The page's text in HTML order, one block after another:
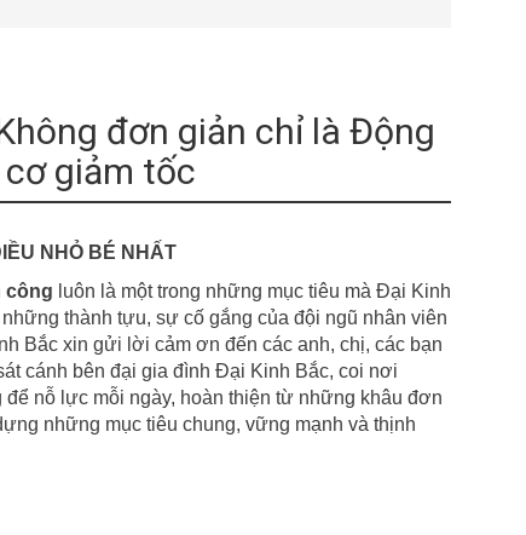
đơn giản chỉ là Động
cơ giảm tốc
NHỎ BÉ NHẤT
công luôn là một trong những mục tiêu mà Đại Kinh
thành tựu, sự cố gắng của đội ngũ nhân viên
Bắc xin gửi lời cảm ơn đến các anh, chị, các bạn
cánh bên đại gia đình Đại Kinh Bắc, coi nơi
để nỗ lực mỗi ngày, hoàn thiện từ những khâu đơn
những mục tiêu chung, vững mạnh và thịnh